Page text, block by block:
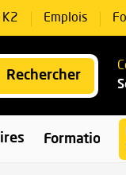
K2 Emplois
Rechercher
Formations